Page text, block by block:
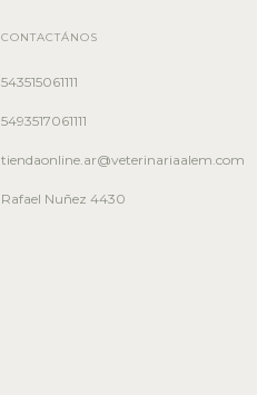
CONTACTÁNOS
543515061111
5493517061111
tiendaonline.ar@veterinariaalem.com
Rafael Nuñez 4430